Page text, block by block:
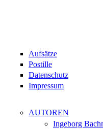
Aufsätze
Postille
Datenschutz
Impressum
AUTOREN
Ingeborg